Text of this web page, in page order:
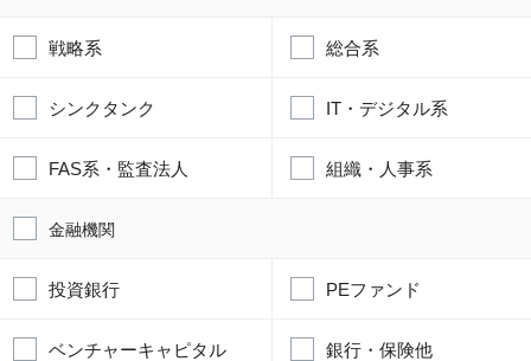
戦略系 総合系
シンクタンク IT・デジタル系
FAS系・監査法人 組織・人事系
金融機関
投資銀行 PEファンド
ベンチャーキャピタル 銀行・保険他